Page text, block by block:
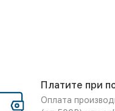
Платите при
Оплата